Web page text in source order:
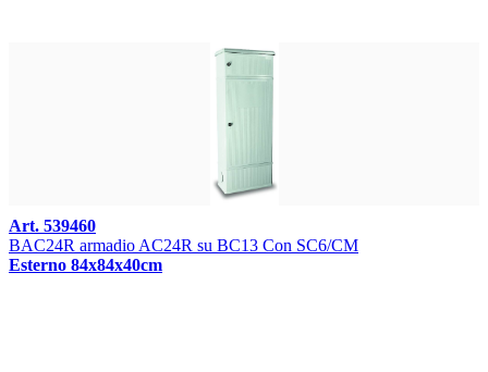
Art. 539460
BAC24R armadio AC24R su BC13 Con SC6/CM
Esterno 84x84x40cm